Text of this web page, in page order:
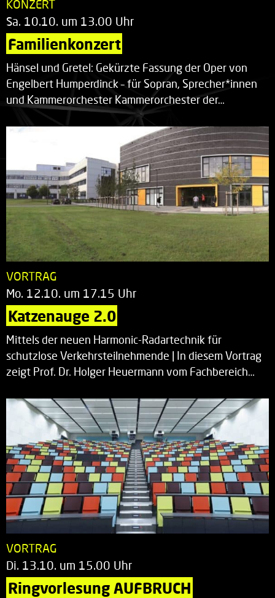
KONZERT
Sa. 10.10. um 13.00 Uhr
Familienkonzert
Hänsel und Gretel: Gekürzte Fassung der Oper von
Engelbert Humperdinck – für Sopran, Sprecher*innen
und Kammerorchester Kammerorchester der…
VORTRAG
Mo. 12.10. um 17.15 Uhr
Katzenauge 2.0
Mittels der neuen Harmonic-Radartechnik für
schutzlose Verkehrsteilnehmende | In diesem Vortrag
zeigt Prof. Dr. Holger Heuermann vom Fachbereich…
VORTRAG
Di. 13.10. um 15.00 Uhr
Ringvorlesung AUFBRUCH